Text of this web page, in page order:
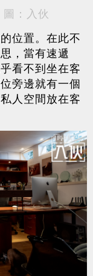
：入伙
位置。在此不
，當有速遞
看不到坐在客
旁邊就有一個
人空間放在客